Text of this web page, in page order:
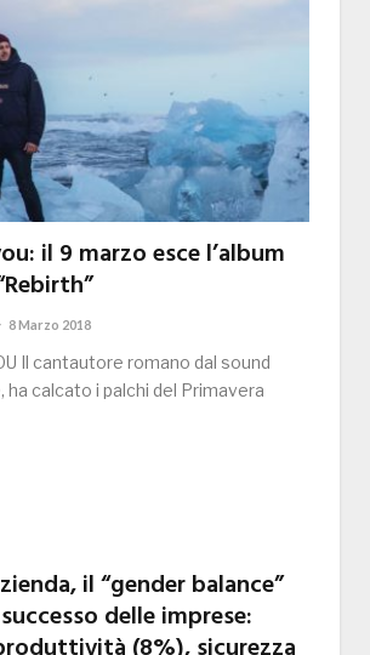
il 9 marzo esce l’album
8 Marzo 2018
Il cantautore romano dal sound
ha calcato i palchi del Primavera
il “gender balance”
delle imprese: